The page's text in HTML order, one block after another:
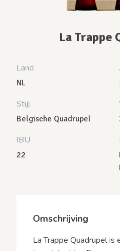
La Trappe
Land
NL
Stijl
Belgische Quadrupel
IBU
22
Omschrijving
La Trappe Quadrupel is